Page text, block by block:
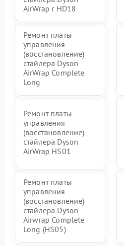
AirWrap r HD18
Ремонт платы
управления
(восстановление)
стайлера Dyson
AirWrap Complete
Long
Ремонт платы
управления
(восстановление)
стайлера Dyson
AirWrap HS01
Ремонт платы
управления
(восстановление)
стайлера Dyson
Airwrap Complete
Long (HS05)